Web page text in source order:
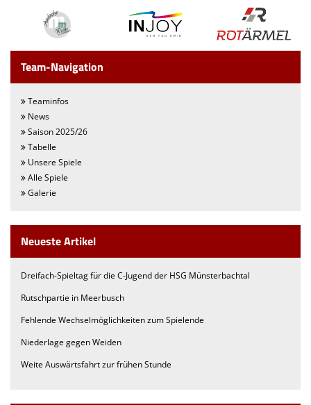
We want you
Einladung MV 2026
Team-Navigation
Teaminfos
News
Saison 2025/26
Tabelle
Unsere Spiele
Alle Spiele
Galerie
Neueste Artikel
Dreifach-Spieltag für die C-Jugend der HSG Münsterbachtal
Rutschpartie in Meerbusch
Fehlende Wechselmöglichkeiten zum Spielende
Niederlage gegen Weiden
Weite Auswärtsfahrt zur frühen Stunde